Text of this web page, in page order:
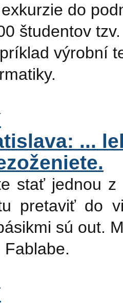
do
študentov
výrobní
...
stať jednou
pretaviť do
sú out.
Fablabe.